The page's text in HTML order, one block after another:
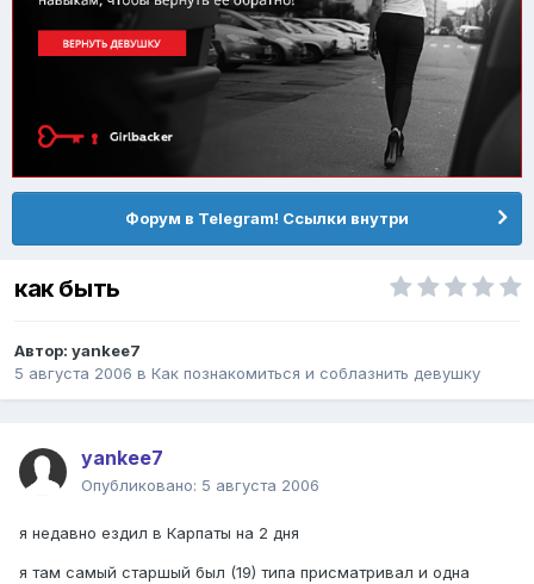
Форум в Telegram! Ссылки внутри
как быть
Автор: yankee7
5 августа 2006 в Как познакомиться и соблазнить девушку
yankee7
Опубликовано: 5 августа 2006
я недавно ездил в Карпаты на 2 дня
я там самый старшый был (19) типа присматривал и одна